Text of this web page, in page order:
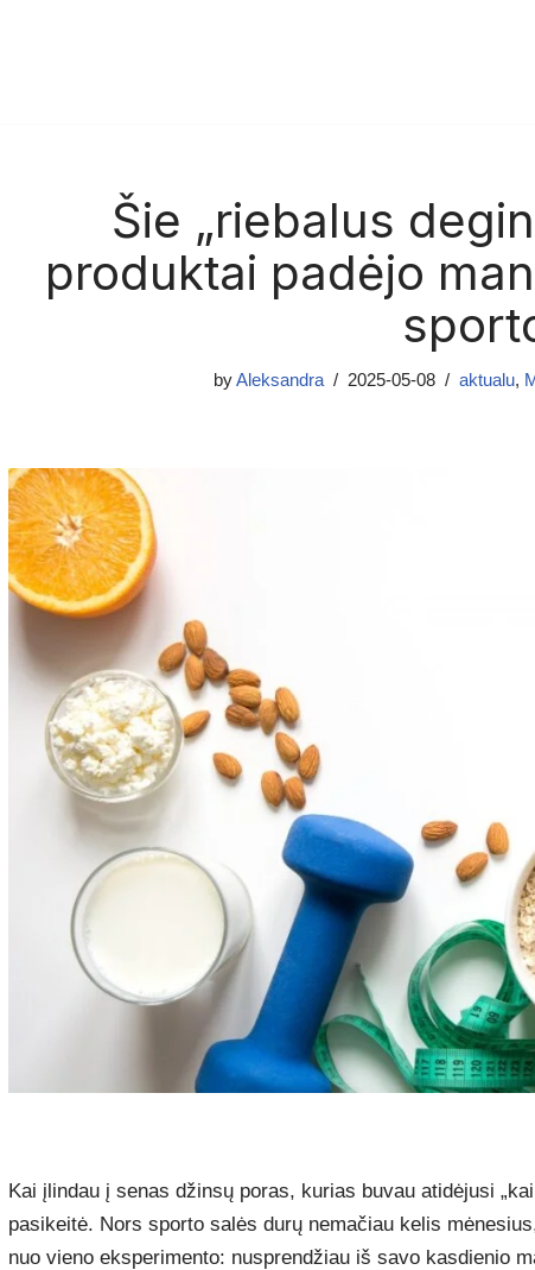
Šie „riebalus
produktai padėjo
byAleksandra 2025-05-08 aktualu,
Kai įlindau į senas džinsų poras, kurias buvau atidėjusi
pasikeitė. Nors sporto salės durų nemačiau kelis
nuo vieno eksperimento: nusprendžiau iš savo kasdienio